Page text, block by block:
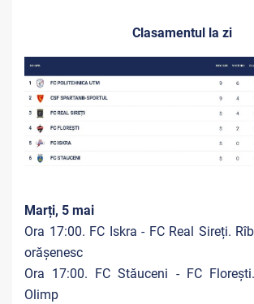
Clasamentul la zi
Marți, 5 mai
Ora 17:00. FC Iskra - FC Real Sireți.
orășenesc
Ora 17:00. FC Stăuceni - FC
Olimp